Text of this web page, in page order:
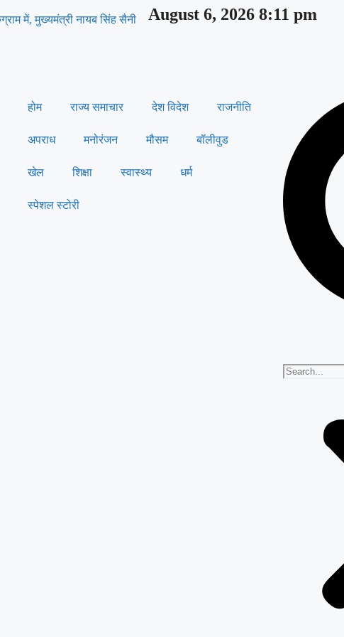
में, मुख्यमंत्री नायब सिंह सैनी August 6, 2026 8:11 pm
होम राज्य समाचार देश विदेश राजनीति
अपराध मनोरंजन मौसम बॉलीवुड
खेल शिक्षा स्वास्थ्य धर्म
स्पेशल स्टोरी